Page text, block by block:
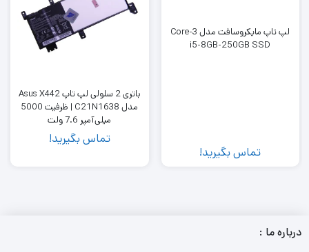
لپ تاپ مایکروسافت مدل 3-Core
i5-8GB-250GB SSD
تماس بگیرید!
باتری 2 سلولی لپ تاپ Asus X442
مدل C21N1638 | ظرفیت 5000
میلی‌آمپر 7.6 ولت
تماس بگیرید!
درباره ما :